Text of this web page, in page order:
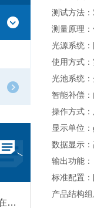
行业解答：便携式臭氧检测仪能在粉尘环境中使用吗？
测试方法
测量原理
光源系统
使用方式
光池系统
智能补偿
操作方式
显示单位
数据显示
输出功能
标准配置
产品结构